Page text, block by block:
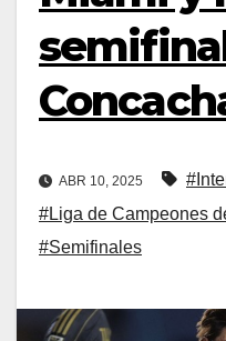
ABR 10, 2025
#Liga de Campeones
#Semifinales